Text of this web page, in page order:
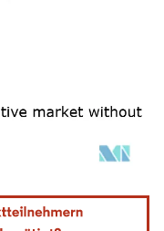
Namensnennung gemäß